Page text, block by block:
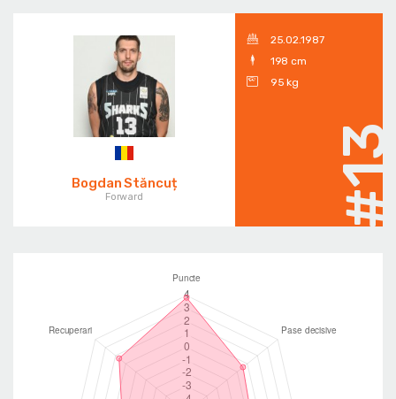
Bogdan Stăncuț
Forward
25.02.1987
198 cm
95 kg